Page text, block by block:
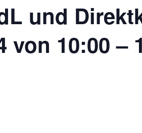
und
von 10:00 –